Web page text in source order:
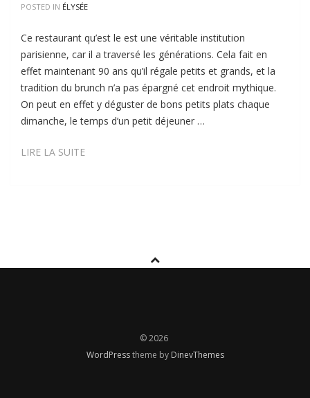
POSTED IN ÉLYSÉE
Ce restaurant qu’est le est une véritable institution
parisienne, car il a traversé les générations. Cela fait en
effet maintenant 90 ans qu’il régale petits et grands, et la
tradition du brunch n’a pas épargné cet endroit mythique.
On peut en effet y déguster de bons petits plats chaque
dimanche, le temps d’un petit déjeuner …
LIRE LA SUITELE
© 2026
WordPresstheme by DinevThemes